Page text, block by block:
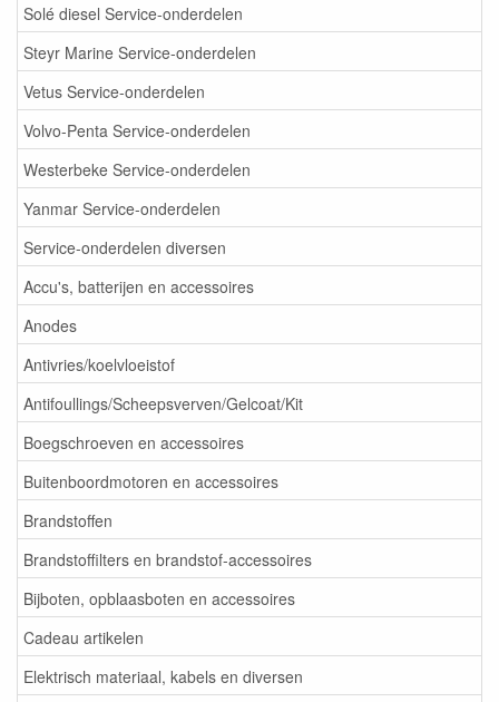
Solé diesel Service-onderdelen
Steyr Marine Service-onderdelen
Vetus Service-onderdelen
Volvo-Penta Service-onderdelen
Westerbeke Service-onderdelen
Yanmar Service-onderdelen
Service-onderdelen diversen
Accu's, batterijen en accessoires
Anodes
Antivries/koelvloeistof
Antifoullings/Scheepsverven/Gelcoat/Kit
Boegschroeven en accessoires
Buitenboordmotoren en accessoires
Brandstoffen
Brandstoffilters en brandstof-accessoires
Bijboten, opblaasboten en accessoires
Cadeau artikelen
Elektrisch materiaal, kabels en diversen